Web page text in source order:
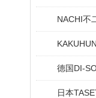
NACHI不
德国DI-
日本